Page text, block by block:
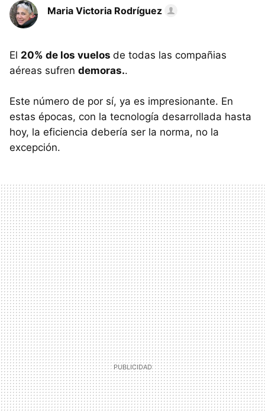
Maria Victoria Rodríguez
El 20% de los vuelos de todas las compañias
aéreas sufren demoras..
Este número de por sí, ya es impresionante. En
estas épocas, con la tecnología desarrollada hasta
hoy, la eficiencia debería ser la norma, no la
excepción.